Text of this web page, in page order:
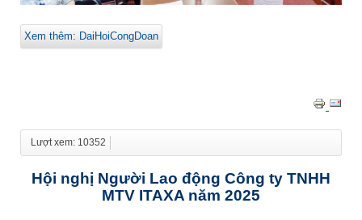
Xem thêm: DaiHoiCongDoan
Lượt xem: 10352
Hội nghị Người Lao động Công ty TNHH
MTV ITAXA năm 2025